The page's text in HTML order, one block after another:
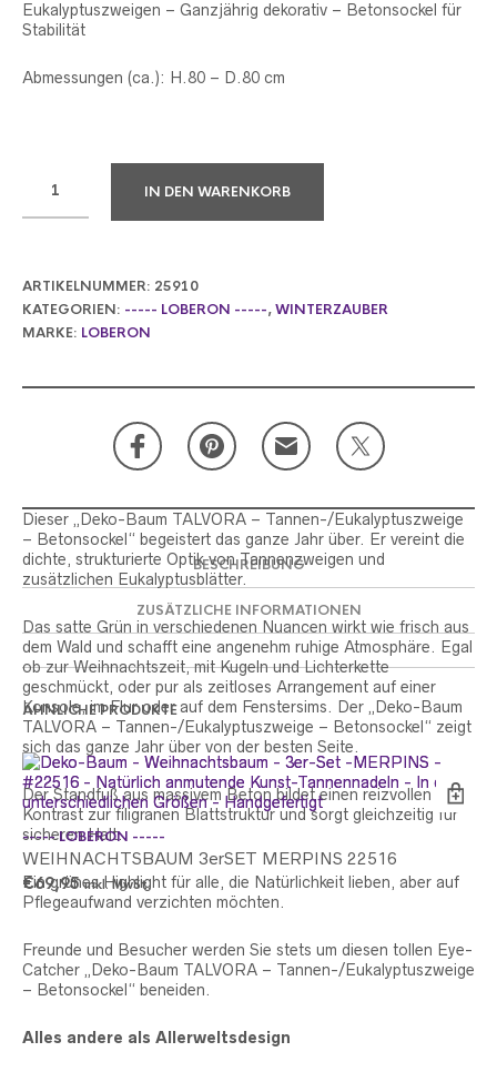
Eukalyptuszweigen – Ganzjährig dekorativ – Betonsockel für
Stabilität
Abmessungen (ca.): H.80 – D.80 cm
IN DEN WARENKORB
ARTIKELNUMMER: 25910
KATEGORIEN: ----- LOBERON -----,WINTERZAUBER
MARKE: LOBERON
BESCHREIBUNG
ZUSÄTZLICHE INFORMATIONEN
Dieser „Deko-Baum TALVORA – Tannen-/Eukalyptuszweige
– Betonsockel“ begeistert das ganze Jahr über. Er vereint die
dichte, strukturierte Optik von Tannenzweigen und
zusätzlichen Eukalyptusblätter.
Das satte Grün in verschiedenen Nuancen wirkt wie frisch aus
dem Wald und schafft eine angenehm ruhige Atmosphäre. Egal
ob zur Weihnachtszeit, mit Kugeln und Lichterkette
geschmückt, oder pur als zeitloses Arrangement auf einer
Konsole, im Flur oder auf dem Fenstersims. Der „Deko-Baum
TALVORA – Tannen-/Eukalyptuszweige – Betonsockel“ zeigt
sich das ganze Jahr über von der besten Seite.
Der Standfuß aus massivem Beton bildet einen reizvollen
Kontrast zur filigranen Blattstruktur und sorgt gleichzeitig für
sicheren Halt.
Ein grünes Highlight für alle, die Natürlichkeit lieben, aber auf
Pflegeaufwand verzichten möchten.
Freunde und Besucher werden Sie stets um diesen tollen Eye-
Catcher „Deko-Baum TALVORA – Tannen-/Eukalyptuszweige
– Betonsockel“ beneiden.
Alles andere als Allerweltsdesign
ÄHNLICHE PRODUKTE
----- LOBERON -----
WEIHNACHTSBAUM 3erSET MERPINS 22516
€69,95 inkl. MwSt.